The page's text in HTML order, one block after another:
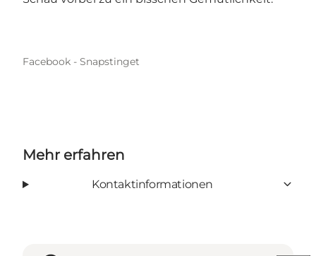
Facebook - Snapstinget
Mehr erfahren
Kontaktinformationen